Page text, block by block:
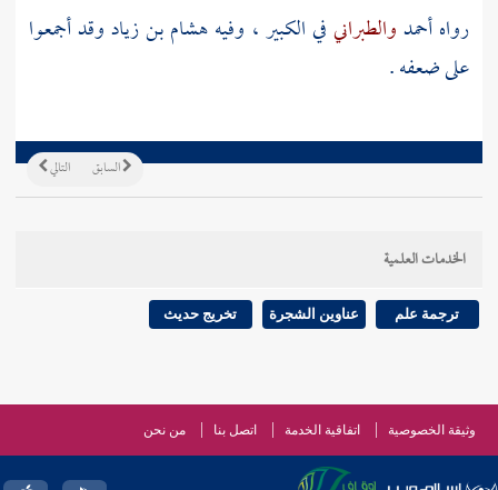
رواهأحمدوالطبرانيفي الكبير ، وفيههشام بن زيادوقد أجمعوا
على ضعفه .
التالي السابق
الخدمات العلمية
ترجمة علم عناوين الشجرة تخريج حديث
وثيقة الخصوصية اتفاقية الخدمة اتصل بنا من نحن